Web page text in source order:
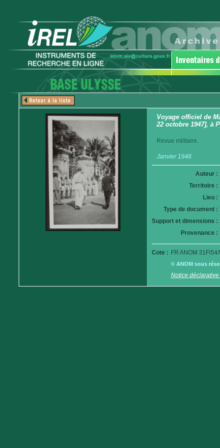
Voyage officiel de
22 octobre 1947], à
Revue militaire.
Janvier 1946
Auteur :
Territoire :
Lieu :
Type de document :
Support et dimensions :
Provenance :
Cote : FR ANOM
© ANOM sous
Notice